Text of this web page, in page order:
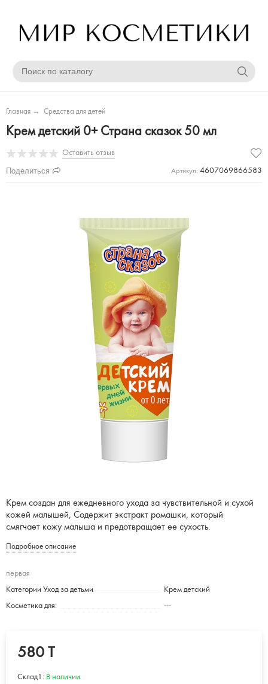
Главная → Средства для детей
Крем детский 0+ Страна сказок 50 мл
Оставить отзыв
Поделиться Артикул: 4607069866583
Крем создан для ежедневного ухода за чувствительной и сухой
кожей малышей, Содержит экстракт ромашки, который
смягчает кожу малыша и предотвращает ее сухость.
Подробное описание
первая
Категории Уход за детьми Крем детский
Косметика для: ---
580 T
Склад1: В наличии